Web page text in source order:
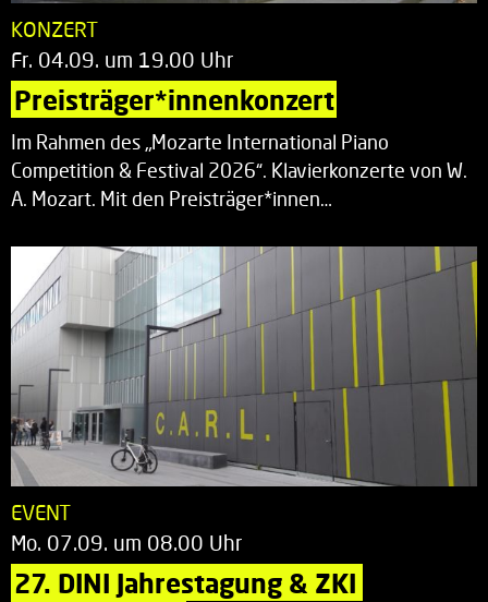
KONZERT
Fr. 04.09. um 19.00 Uhr
Preisträger*innenkonzert
Im Rahmen des „Mozarte International Piano
Competition & Festival 2026“. Klavierkonzerte von W.
A. Mozart. Mit den Preisträger*innen…
EVENT
Mo. 07.09. um 08.00 Uhr
27. DINI Jahrestagung & ZKI